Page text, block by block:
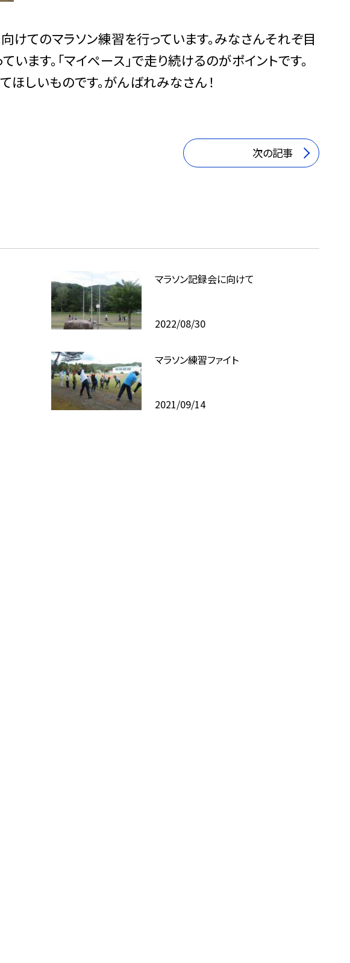
けてのマラソン練習を行っています。みなさんそれぞ目
ます。「マイペース」で走り続けるのがポイントです。
ほしいものです。がんばれみなさん！
次の記事
マラソン記録会に向けて
2022/08/30
マラソン練習ファイト
2021/09/14